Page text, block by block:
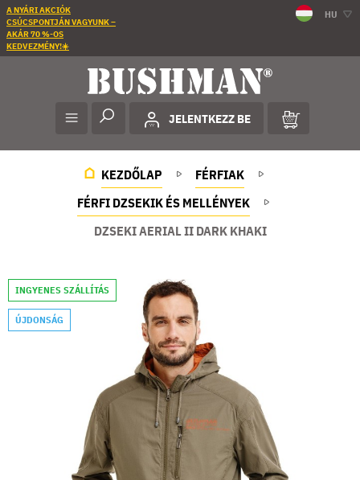
A NYÁRI AKCIÓK
CSÚCSPONTJÁN VAGYUNK –
AKÁR 70 %-OS
KEDVEZMÉNY!☀️
HU
JELENTKEZZ BE
KEZDŐLAP
FÉRFIAK
FÉRFI DZSEKIK ÉS MELLÉNYEK
DZSEKI AERIAL II DARK KHAKI
INGYENES SZÁLLÍTÁS
ÚJDONSÁG